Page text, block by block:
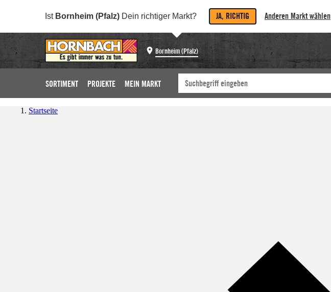
Ist Bornheim (Pfalz) Dein richtiger Markt? JA, RICHTIG Anderen Markt wählen
Bornheim (Pfalz)
SORTIMENT PROJEKTE MEIN MARKT
Startseite